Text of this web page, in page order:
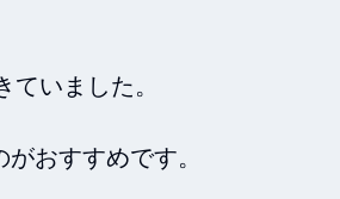
いました。
おすすめです。